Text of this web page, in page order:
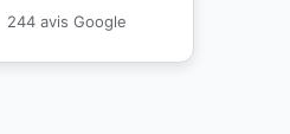
244 avis Google